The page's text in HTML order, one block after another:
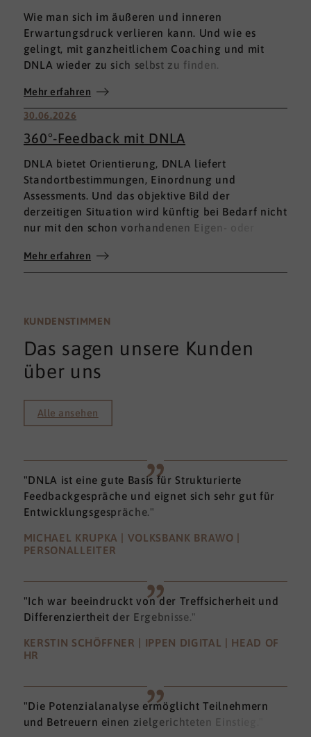
Wie man sich im äußeren und inneren
Erwartungsdruck verlieren kann. Und wie es
gelingt, mit ganzheitlichem Coaching und mit
DNLA wieder zu sich selbst zu finden.
Mehr erfahren
30.06.2026
360°-Feedback mit DNLA
DNLA bietet Orientierung, DNLA liefert
Standortbestimmungen, Einordnung und
Assessments. Und das objektive Bild der
derzeitigen Situation wird künftig bei Bedarf nicht
nur mit den schon vorhandenen Eigen- oder
umfassenden 360°-Feedback.
Mehr erfahren
KUNDENSTIMMEN
Das sagen unsere Kunden
über uns
Alle ansehen
"DNLA ist eine gute Basis für Strukturierte
Feedbackgespräche und eignet sich sehr gut für
Entwicklungsgespräche."
MICHAEL KRUPKA | VOLKSBANK BRAWO |
PERSONALLEITER
"Ich war beeindruckt von der Treffsicherheit und
Differenziertheit der Ergebnisse."
KERSTIN SCHÖFFNER | IPPEN DIGITAL | HEAD OF
HR
"Die Potenzialanalyse ermöglicht Teilnehmern
und Betreuern einen zielgerichteten Einstieg."